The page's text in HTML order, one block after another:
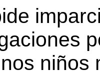
niños